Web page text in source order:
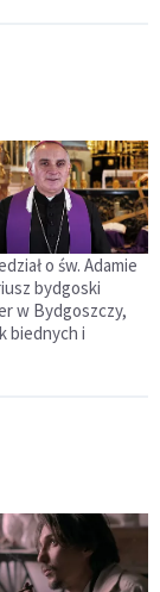
o św. Adamie
bydgoski
w Bydgoszczy,
biednych i